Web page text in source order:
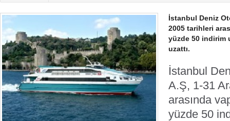
İstanbul Deniz
2005 tarihleri
yüzde 50 indirim
uzattı.
İstanbul
A.Ş, 1-31
arasında
yüzde 50